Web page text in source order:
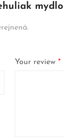
Your review*